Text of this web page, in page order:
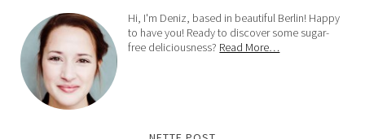
Hi, I'm Deniz, based in beautiful Berlin! Happy
to have you! Ready to discover some sugar-
free deliciousness? Read More…